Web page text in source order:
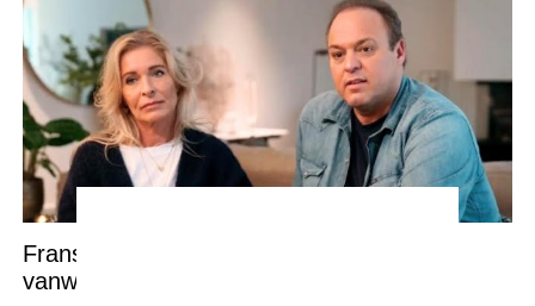
Frans en Mariska Bauer laten tranen
vanwege onverwachte relatiebreuk